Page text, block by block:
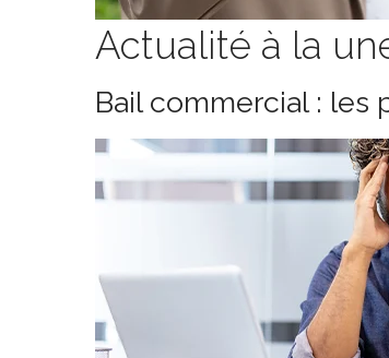
Actualité à la
Bail commercial : les